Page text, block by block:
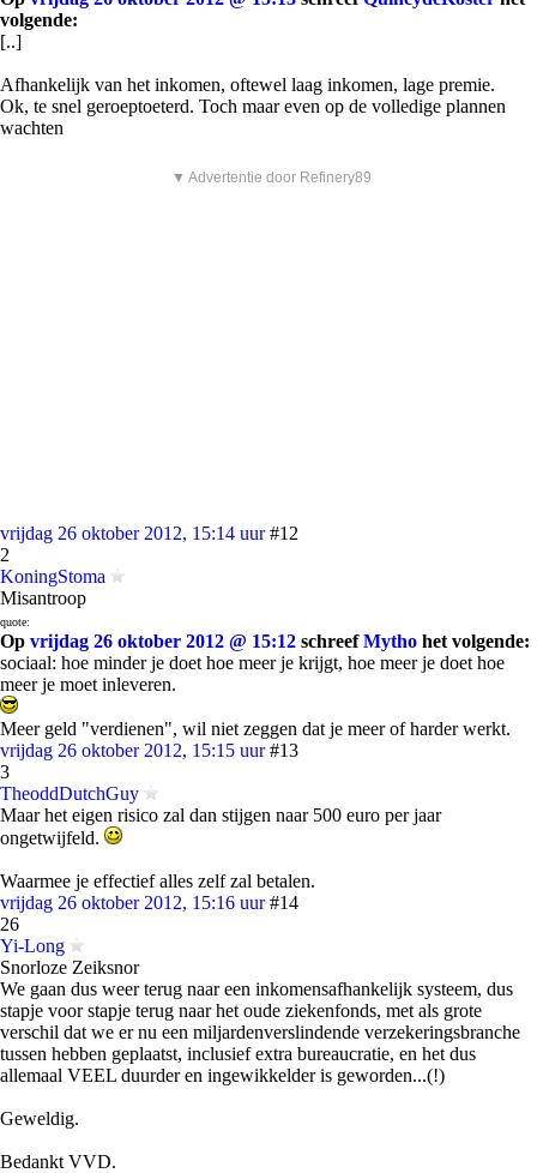
volgende:
[..]
Afhankelijk van het inkomen, oftewel laag inkomen, lage premie.
Ok, te snel geroeptoeterd. Toch maar even op de volledige plannen
wachten
▼ Advertentie door Refinery89
vrijdag 26 oktober 2012, 15:14 uur #12
2
KoningStoma
Misantroop
quote:
Op vrijdag 26 oktober 2012 @ 15:12 schreefMytho het volgende:
sociaal: hoe minder je doet hoe meer je krijgt, hoe meer je doet hoe
meer je moet inleveren.
Meer geld "verdienen", wil niet zeggen dat je meer of harder werkt.
vrijdag 26 oktober 2012, 15:15 uur #13
3
TheoddDutchGuy
Maar het eigen risico zal dan stijgen naar 500 euro per jaar
ongetwijfeld.
Waarmee je effectief alles zelf zal betalen.
vrijdag 26 oktober 2012, 15:16 uur #14
26
Yi-Long
Snorloze Zeiksnor
We gaan dus weer terug naar een inkomensafhankelijk systeem, dus
stapje voor stapje terug naar het oude ziekenfonds, met als grote
verschil dat we er nu een miljardenverslindende verzekeringsbranche
tussen hebben geplaatst, inclusief extra bureaucratie, en het dus
allemaal VEEL duurder en ingewikkelder is geworden...(!)
Geweldig.
Bedankt VVD.